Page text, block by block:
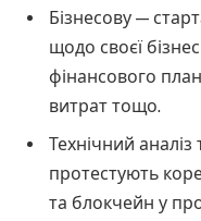
Бізнесову —
щодо своєї
фінансового
витрат тощо.
Технічний аналіз
протестують
та блокчейн у